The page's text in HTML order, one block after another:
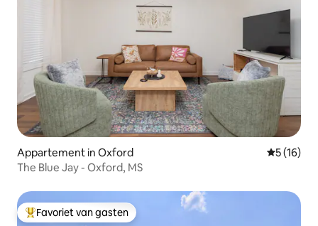
Appartement in Oxford
5 (16)
The Blue Jay - Oxford, MS
Topfavoriet van gasten
Favoriet van gasten